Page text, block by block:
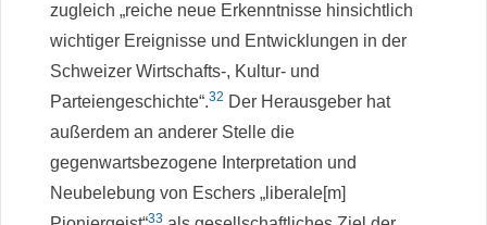
zugleich „reiche neue Erkenntnisse hinsichtlich
wichtiger Ereignisse und Entwicklungen in der
Schweizer Wirtschafts-, Kultur- und
Parteiengeschichte“.32 Der Herausgeber hat
außerdem an anderer Stelle die
gegenwartsbezogene Interpretation und
Neubelebung von Eschers „liberale[m]
33